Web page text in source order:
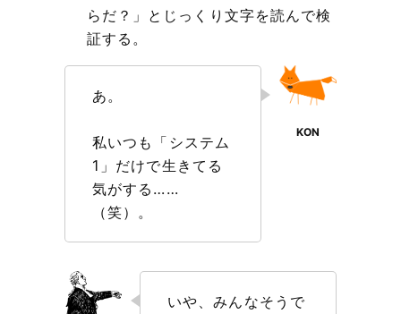
らだ？」とじっくり文字を読んで検
証する。
あ。
私いつも「システム
1」だけで生きてる
気がする……
（笑）。
いや、みんなそうで